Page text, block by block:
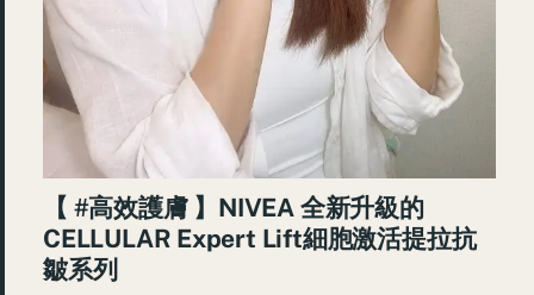
【 #高效護膚 】NIVEA 全新升級的
CELLULAR Expert Lift細胞激活提拉抗
皺系列